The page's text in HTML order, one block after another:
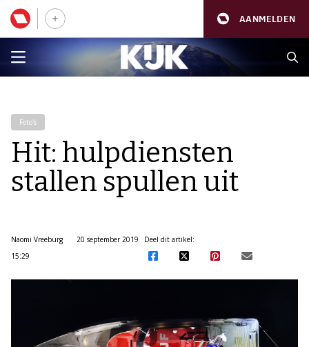
AANMELDEN
Foto's
Hit: hulpdiensten
stallen spullen uit
Naomi Vreeburg
20 september 2019
15:29
Deel dit artikel: